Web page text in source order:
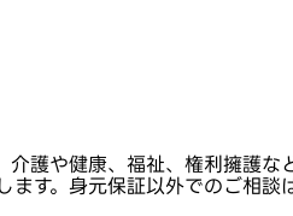
護や健康、福祉、権利擁護な
す。身元保証以外でのご相談